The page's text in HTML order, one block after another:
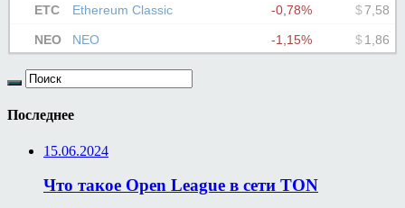
Последнее
15.06.2024
Что такое Open League в сети TON